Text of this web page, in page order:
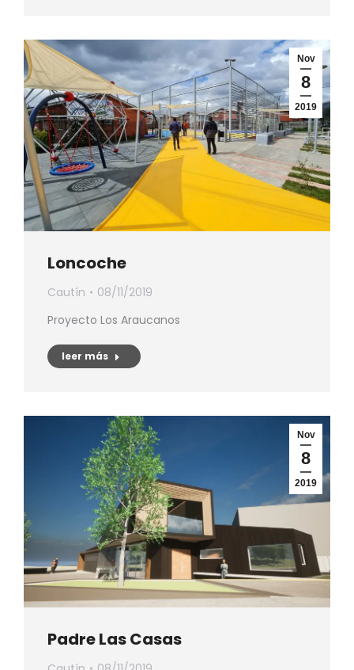
Nov
8
2019
Loncoche
Cautín
08/11/2019
Proyecto Los Araucanos
leer más
Nov
8
2019
Padre Las Casas